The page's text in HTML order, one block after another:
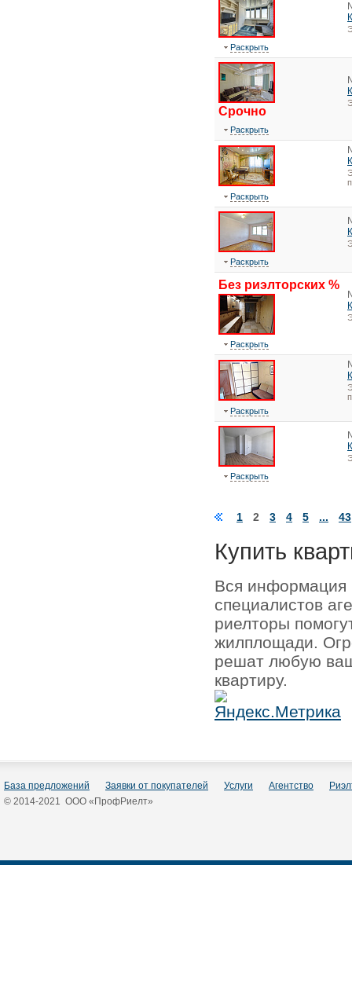
Раскрыть
Срочно
Раскрыть
Раскрыть
Раскрыть
Без риэлторских %
Раскрыть
Раскрыть
Раскрыть
1 2 3 4 5 ... 43
Купить
Вся информация
специалистов
риелторы
жилплощади.
решат любую
квартиру.
База предложений Заявки от покупателей Услуги Агентство
© 2014-2021 ООО «ПрофРиелт»